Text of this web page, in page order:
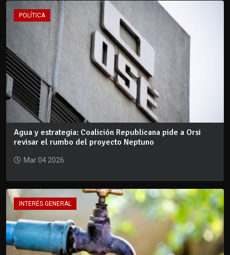
POLÍTICA
Agua y estrategia: Coalición Republicana pide a Orsi
revisar el rumbo del proyecto Neptuno
Mar 04 2026
INTERÉS GENERAL